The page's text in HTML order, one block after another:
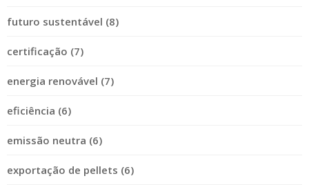
futuro sustentável (8)
certificação (7)
energia renovável (7)
eficiência (6)
emissão neutra (6)
exportação de pellets (6)